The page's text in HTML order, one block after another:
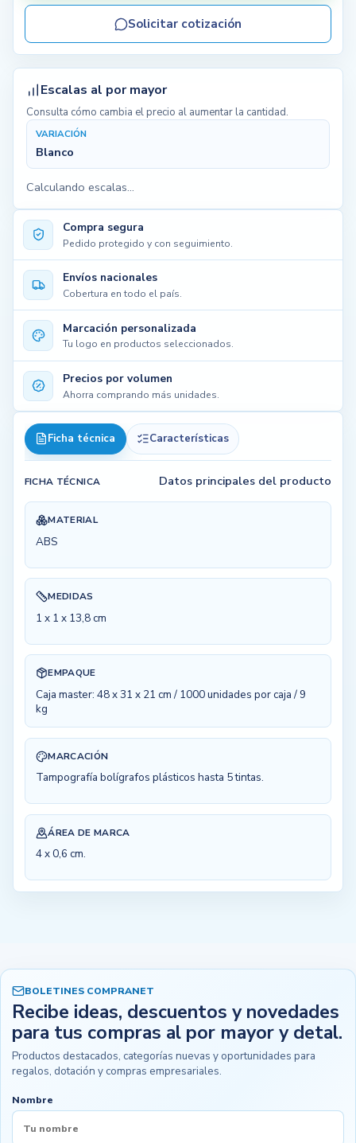
Compra segura
Pedido protegido y con seguimiento.
Envíos nacionales
Cobertura en todo el país.
Marcación personalizada
Tu logo en productos seleccionados.
Precios por volumen
Ahorra comprando más unidades.
Ficha técnica Características
FICHA TÉCNICA Datos principales del producto
MATERIAL
ABS
MEDIDAS
1 x 1 x 13,8 cm
EMPAQUE
Caja master: 48 x 31 x 21 cm / 1000 unidades por caja / 9
kg
MARCACIÓN
Tampografía bolígrafos plásticos hasta 5 tintas.
ÁREA DE MARCA
4 x 0,6 cm.
Solicitar cotización
Escalas al por mayor
Consulta cómo cambia el precio al aumentar la cantidad.
VARIACIÓN
Blanco
Calculando escalas...
BOLETINES COMPRANET
Recibe ideas, descuentos y novedades
para tus compras al por mayor y detal.
Productos destacados, categorías nuevas y oportunidades para
regalos, dotación y compras empresariales.
Nombre